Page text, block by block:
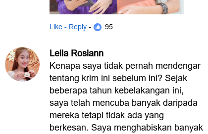
Like - Reply - 95
Leila Rosiann
Kenapa saya tidak pernah mendengar
tentang krim ini sebelum ini? Sejak
beberapa tahun kebelakangan ini,
saya telah mencuba banyak daripada
mereka tetapi tidak ada yang
berkesan. Saya menghabiskan banyak